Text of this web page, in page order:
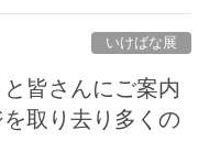
いけばな展
皆さんにご案内
取り去り多くの